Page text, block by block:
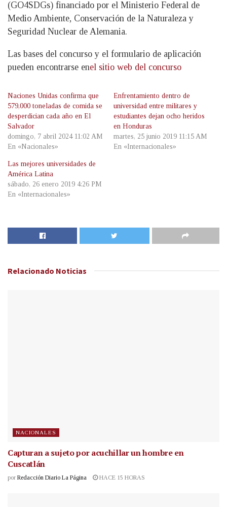
(GO4SDGs) financiado por el Ministerio Federal de
Medio Ambiente, Conservación de la Naturaleza y
Seguridad Nuclear de Alemania.
Las bases del concurso y el formulario de aplicación
pueden encontrarse enel sitio web del concurso
Naciones Unidas confirma que
579,000 toneladas de comida se
desperdician cada año en El
Salvador
domingo, 7 abril 2024 11:02 AM
En «Nacionales»
Enfrentamiento dentro de
universidad entre militares y
estudiantes dejan ocho heridos
en Honduras
martes, 25 junio 2019 11:15 AM
En «Internacionales»
Las mejores universidades de
América Latina
sábado, 26 enero 2019 4:26 PM
En «Internacionales»
Relacionado Noticias
NACIONALES
Capturan a sujeto por acuchillar un hombre en
Cuscatlán
por Redacción Diario La Página HACE 15 HORAS